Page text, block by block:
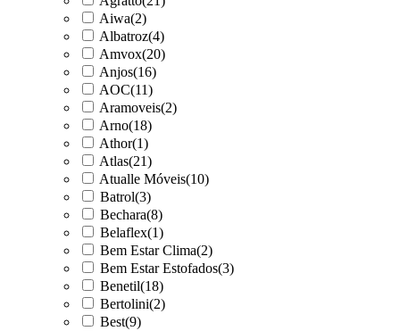
Aiwa(2)
Albatroz(4)
Amvox(20)
Anjos(16)
AOC(11)
Aramoveis(2)
Arno(18)
Athor(1)
Atlas(21)
Atualle Móveis(10)
Batrol(3)
Bechara(8)
Belaflex(1)
Bem Estar Clima(2)
Bem Estar Estofados(3)
Benetil(18)
Bertolini(2)
Best(9)